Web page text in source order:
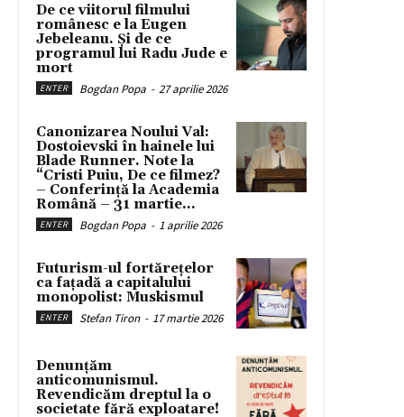
De ce viitorul filmului
românesc e la Eugen
Jebeleanu. Și de ce
programul lui Radu Jude e
mort
ENTER Bogdan Popa - 27 aprilie 2026
Canonizarea Noului Val:
Dostoievski în hainele lui
Blade Runner. Note la
“Cristi Puiu, De ce filmez?
– Conferință la Academia
Română – 31 martie...
ENTER Bogdan Popa - 1 aprilie 2026
Futurism-ul fortărețelor
ca fațadă a capitalului
monopolist: Muskismul
ENTER Stefan Tiron - 17 martie 2026
Denunțăm
anticomunismul.
Revendicăm dreptul la o
societate fără exploatare!